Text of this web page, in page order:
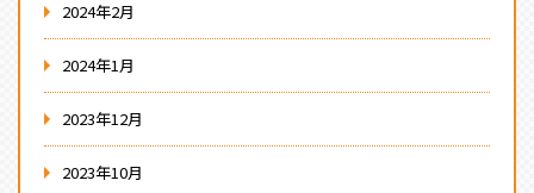
2024年2月
2024年1月
2023年12月
2023年10月